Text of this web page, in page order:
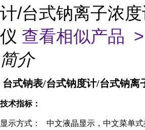
计/台式钠离子浓
仪 查看相似产品 >
简介
台式钠表/台式钠度计/台式钠离
技术指标：
显示方式： 中文液晶显示，中文菜单式